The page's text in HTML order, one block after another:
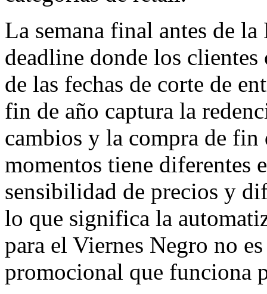
La semana final antes de
deadline donde los
de las fechas de corte de
fin de año captura la
cambios y la compra de fin
momentos tiene diferentes
sensibilidad de precios y
lo que significa la
para el Viernes Negro no
promocional que funciona